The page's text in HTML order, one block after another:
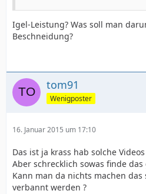
Igel-Leistung? Was soll man
Beschneidung?
tom91
Wenigposter
16. Januar 2015 um 17:10
Das ist ja krass hab solche
Aber schrecklich sowas finde
Kann man da nichts machen das
verbannt werden ?